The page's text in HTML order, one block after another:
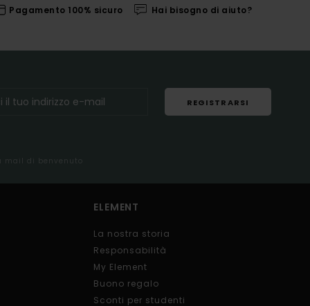
Pagamento 100% sicuro Hai bisogno di aiuto?
REGISTRARSI
di benvenuto
ELEMENT
La nostra storia
Responsabilità
My Element
Buono regalo
Sconti per studenti